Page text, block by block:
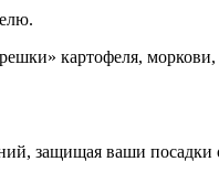
картофеля,
защищая ваши посадки